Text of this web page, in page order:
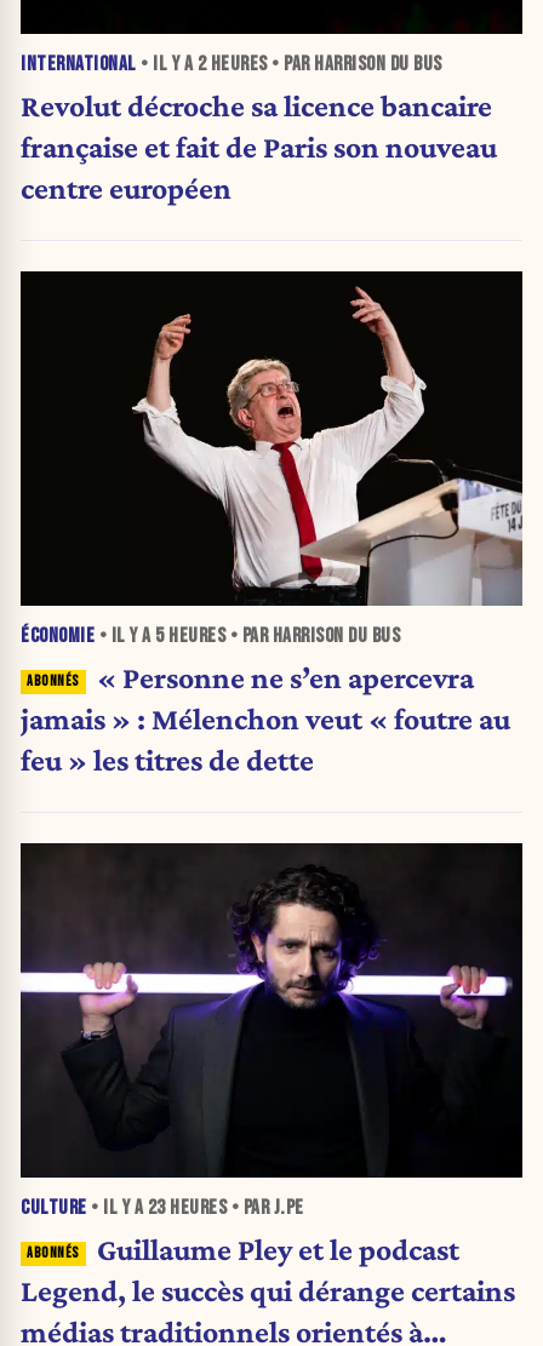
INTERNATIONAL • IL Y A 2 HEURES• PAR HARRISON DU BUS
Revolut décroche sa licence bancaire
française et fait de Paris son nouveau
centre européen
ÉCONOMIE • IL Y A 5 HEURES• PAR HARRISON DU BUS
« Personne ne s’en apercevra
jamais » : Mélenchon veut « foutre au
feu » les titres de dette
CULTURE • IL Y A 23 HEURES• PAR J.PE
Guillaume Pley et le podcast
Legend, le succès qui dérange certains
médias traditionnels orientés à